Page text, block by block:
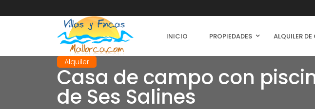
INICIO PROPIEDADES ALQUILER
Alquiler
Casa de campo con
de Ses Salines